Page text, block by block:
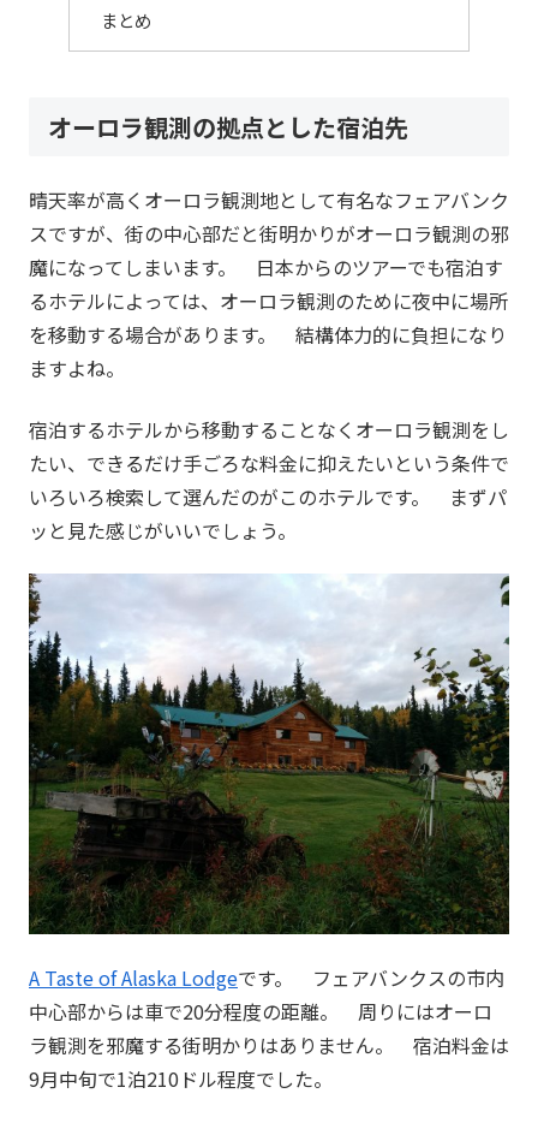
まとめ
オーロラ観測の拠点とした宿泊先
晴天率が高くオーロラ観測地として有名なフェアバンク
スですが、街の中心部だと街明かりがオーロラ観測の邪
魔になってしまいます。 日本からのツアーでも宿泊す
るホテルによっては、オーロラ観測のために夜中に場所
を移動する場合があります。 結構体力的に負担になり
ますよね。
宿泊するホテルから移動することなくオーロラ観測をし
たい、できるだけ手ごろな料金に抑えたいという条件で
いろいろ検索して選んだのがこのホテルです。 まずパ
ッと見た感じがいいでしょう。
A Taste of Alaska Lodgeです。 フェアバンクスの市内
中心部からは車で20分程度の距離。 周りにはオーロ
ラ観測を邪魔する街明かりはありません。 宿泊料金は
9月中旬で1泊210ドル程度でした。